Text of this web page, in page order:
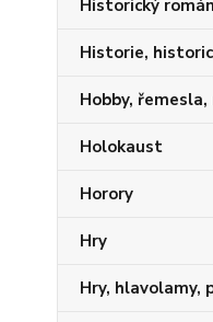
Historický román
Historie,
Hobby, řemesla,
Holokaust
Horory
Hry
Hry, hlavolamy,